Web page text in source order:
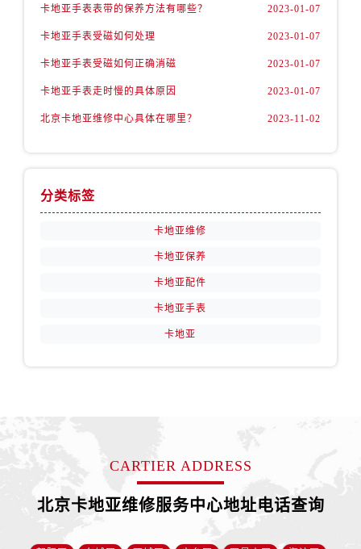
卡地亚手表表带的保养方法有哪些？ 2023-01-07
卡地亚手表受磁如何处理 2023-01-07
卡地亚手表受磁如何正确消磁 2023-01-07
卡地亚手表走时慢的具体原因 2023-01-07
北京卡地亚维修中心具体在哪里？ 2023-11-02
分类标签
卡地亚维修
卡地亚保养
卡地亚配件
卡地亚手表
卡地亚
CARTIER ADDRESS
北京卡地亚维修服务中心地址电话查询